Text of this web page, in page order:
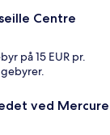
Centre
på 15 EUR pr.
ved Mercure